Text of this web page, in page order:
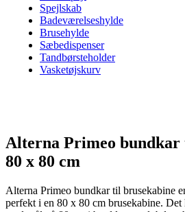
Spejlskab
Badeværelseshylde
Brusehylde
Sæbedispenser
Tandbørsteholder
Vasketøjskurv
Alterna Primeo bundkar
80 x 80 cm
Alterna Primeo bundkar til brusekabine
perfekt i en 80 x 80 cm brusekabine.